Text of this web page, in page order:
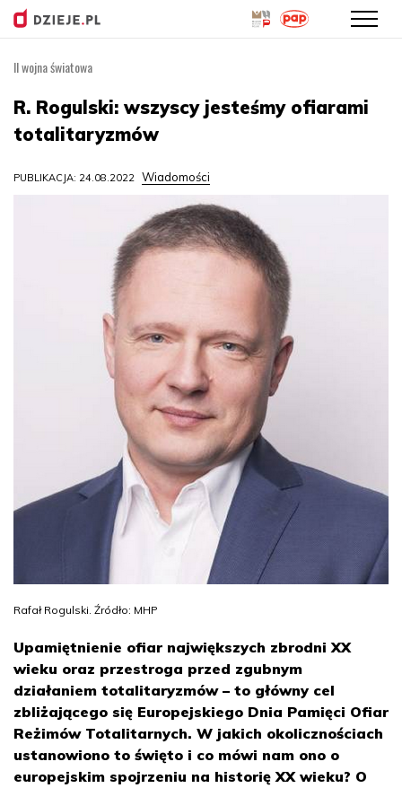
treści
II wojna światowa
R. Rogulski: wszyscy jesteśmy ofiarami
totalitaryzmów
PUBLIKACJA: 24.08.2022 Wiadomości
Rafał Rogulski. Źródło: MHP
Upamiętnienie ofiar największych zbrodni XX
wieku oraz przestroga przed zgubnym
działaniem totalitaryzmów – to główny cel
zbliżającego się Europejskiego Dnia Pamięci Ofiar
Reżimów Totalitarnych. W jakich okolicznościach
ustanowiono to święto i co mówi nam ono o
europejskim spojrzeniu na historię XX wieku? O